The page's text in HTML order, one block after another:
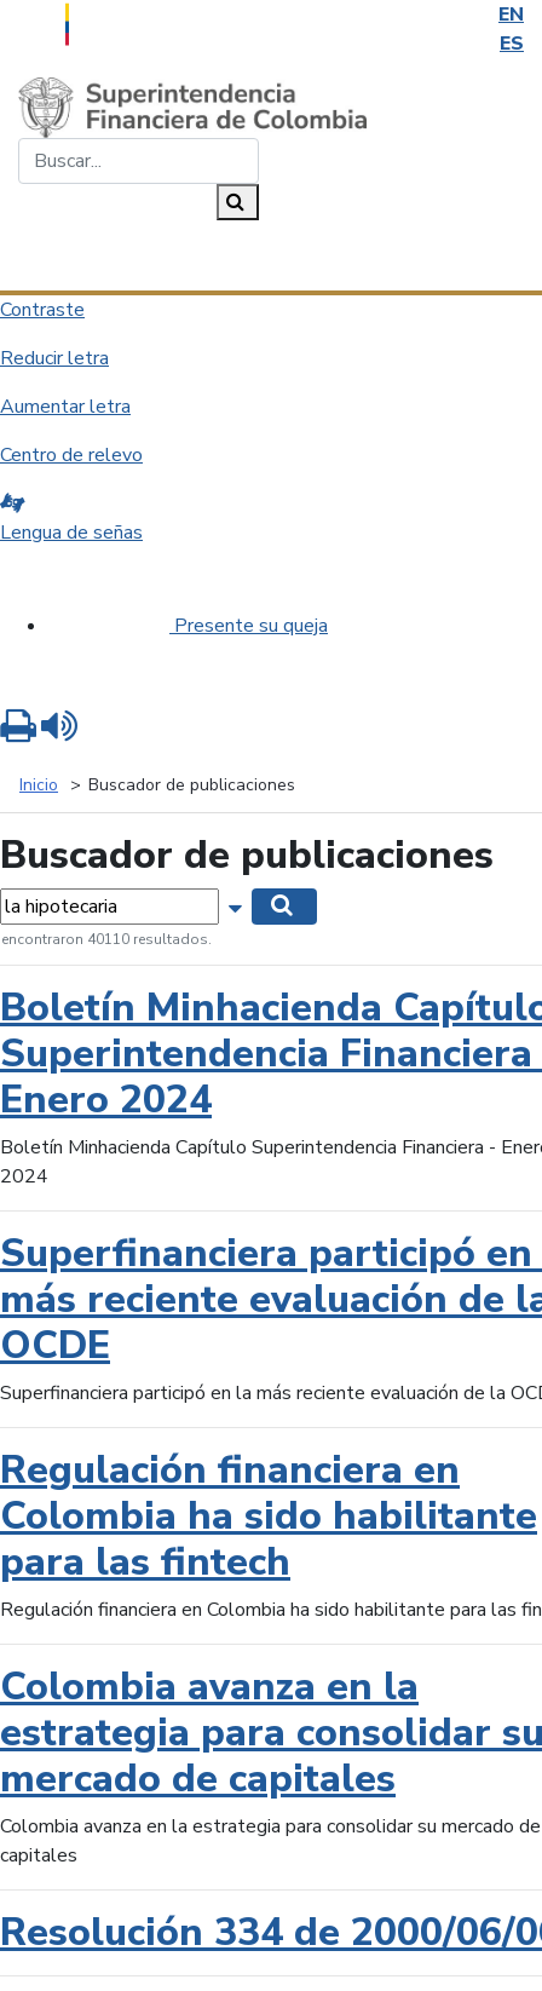
EN
ES
Saltar al contenido principal
Contraste
Reducir letra
Aumentar letra
Centro de relevo
Lengua de señas
Presente su queja
Inicio Buscador de publicaciones
Buscador de publicaciones
Mostrar opciones de búsqueda
encontraron 40110 resultados.
Boletín Minhacienda
Superintendencia
Enero 2024
Boletín Minhacienda Capítulo Superintendencia Financiera -
2024
Superfinanciera participó
más reciente evaluación de
OCDE
Superfinanciera participó en la más reciente evaluación de la
Regulación financiera en
Colombia ha sido habilitante
para las fintech
Regulación financiera en Colombia ha sido habilitante para las
Colombia avanza en la
estrategia para consolidar
mercado de capitales
Colombia avanza en la estrategia para consolidar su mercado de
capitales
Resolución 334 de 2000/06/
Imprimir